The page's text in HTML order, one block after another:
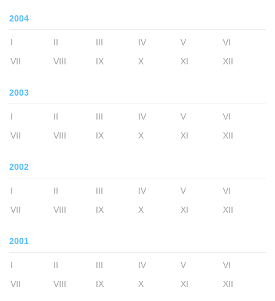
2004
I II III IV V
VI
VII
VIII IX X XI XII
2003
I II III IV V
VI
VII
VIII IX X XI XII
2002
I II III IV V
VI
VII
VIII IX X XI XII
2001
I II III IV V
VI
VII
VIII IX X XI XII